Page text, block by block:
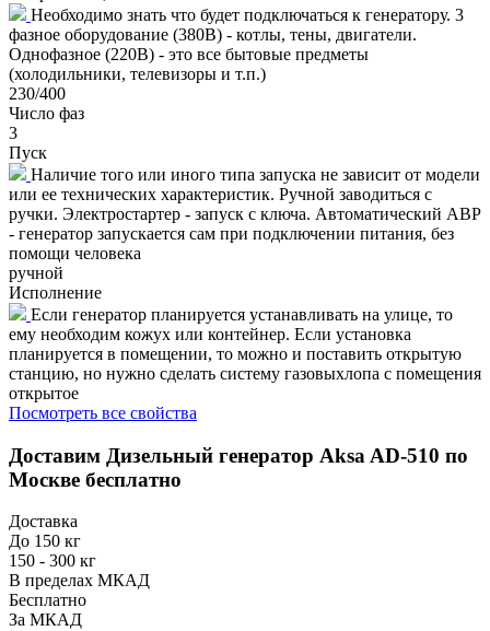
Необходимо знать что будет подключаться к генератору. 3
фазное оборудование (380В) - котлы, тены, двигатели.
Однофазное (220В) - это все бытовые предметы
(холодильники, телевизоры и т.п.)
230/400
Число фаз
3
Пуск
Наличие того или иного типа запуска не зависит от модели
или ее технических характеристик. Ручной заводиться с
ручки. Электростартер - запуск с ключа. Автоматический АВР
- генератор запускается сам при подключении питания, без
помощи человека
ручной
Исполнение
Если генератор планируется устанавливать на улице, то
ему необходим кожух или контейнер. Если установка
планируется в помещении, то можно и поставить открытую
станцию, но нужно сделать систему газовыхлопа с помещения
открытое
Посмотреть все свойства
Доставим Дизельный генератор Aksa AD-510 по
Москве бесплатно
Доставка
До 150 кг
150 - 300 кг
В пределах МКАД
Бесплатно
За МКАД